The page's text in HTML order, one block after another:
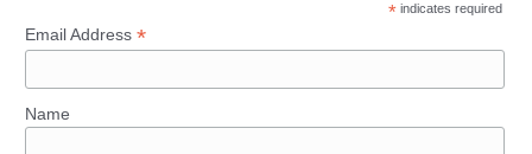
* indicates required
Email Address *
Name